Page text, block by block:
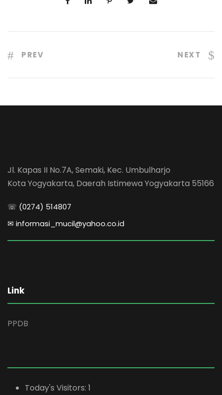
PREV NEXT
Jl. Kapas II No.7A, Semaki, Kec. Umbulharjo
Kota Yogyakarta, Daerah Istimewa Yogyakarta 55166
☏ (0274) 514807
✉ informasi_mucil@yahoo.co.id
Link
PPDB
Today's Visitors: 1